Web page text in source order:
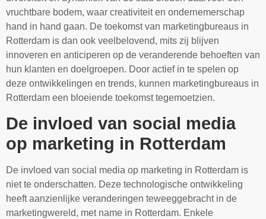
vruchtbare bodem, waar creativiteit en ondernemerschap
hand in hand gaan. De toekomst van marketingbureaus in
Rotterdam is dan ook veelbelovend, mits zij blijven
innoveren en anticiperen op de veranderende behoeften van
hun klanten en doelgroepen. Door actief in te spelen op
deze ontwikkelingen en trends, kunnen marketingbureaus in
Rotterdam een bloeiende toekomst tegemoetzien.
De invloed van social media
op marketing in Rotterdam
De invloed van social media op marketing in Rotterdam is
niet te onderschatten. Deze technologische ontwikkeling
heeft aanzienlijke veranderingen teweeggebracht in de
marketingwereld, met name in Rotterdam. Enkele